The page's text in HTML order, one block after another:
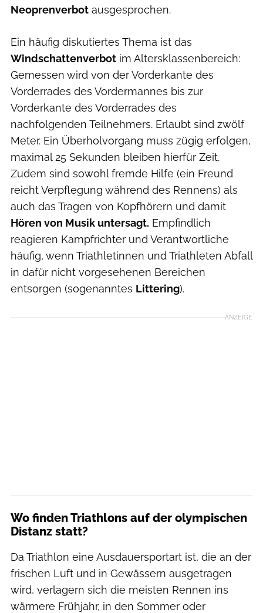
Neoprenverbot ausgesprochen.
Ein häufig diskutiertes Thema ist das
Windschattenverbot im Altersklassenbereich:
Gemessen wird von der Vorderkante des
Vorderrades des Vordermannes bis zur
Vorderkante des Vorderrades des
nachfolgenden Teilnehmers. Erlaubt sind zwölf
Meter. Ein Überholvorgang muss zügig erfolgen,
maximal 25 Sekunden bleiben hierfür Zeit.
Zudem sind sowohl fremde Hilfe (ein Freund
reicht Verpflegung während des Rennens) als
auch das Tragen von Kopfhörern und damit
Hören von Musik untersagt. Empfindlich
reagieren Kampfrichter und Verantwortliche
häufig, wenn Triathletinnen und Triathleten Abfall
in dafür nicht vorgesehenen Bereichen
entsorgen (sogenanntes Littering).
ANZEIGE
Wo finden Triathlons auf der olympischen
Distanz statt?
Da Triathlon eine Ausdauersportart ist, die an der
frischen Luft und in Gewässern ausgetragen
wird, verlagern sich die meisten Rennen ins
wärmere Frühjahr, in den Sommer oder